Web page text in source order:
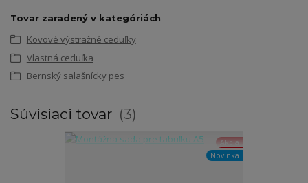
Tovar zaradený v kategóriách
Kovové výstražné ceduľky
Vlastná ceduľka
Bernský salašnícky pes
Súvisiaci tovar 3
Akcia
Novinka